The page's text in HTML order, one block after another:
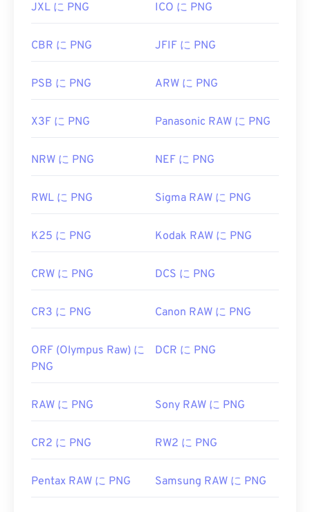
JXL に PNG ICO に PNG
CBR に PNG JFIF に PNG
PSB に PNG ARW に PNG
X3F に PNG Panasonic RAW に PNG
NRW に PNG NEF に PNG
RWL に PNG Sigma RAW に PNG
K25 に PNG Kodak RAW に PNG
CRW に PNG DCS に PNG
CR3 に PNG Canon RAW に PNG
ORF (Olympus Raw) に
PNG
DCR に PNG
RAW に PNG Sony RAW に PNG
CR2 に PNG RW2 に PNG
Pentax RAW に PNG Samsung RAW に PNG